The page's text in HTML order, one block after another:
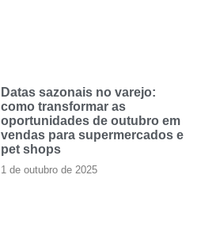
Datas sazonais no varejo:
como transformar as
oportunidades de outubro em
vendas para supermercados e
pet shops
1 de outubro de 2025